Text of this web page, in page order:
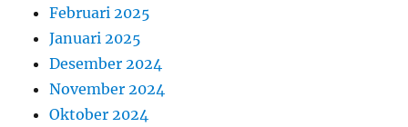
Februari 2025
Januari 2025
Desember 2024
November 2024
Oktober 2024